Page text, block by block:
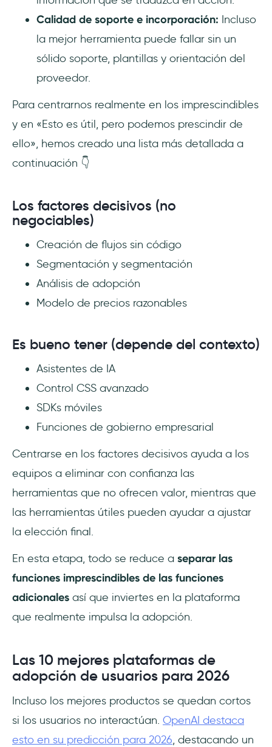
Calidad de soporte e incorporación: Incluso
la mejor herramienta puede fallar sin un
sólido soporte, plantillas y orientación del
proveedor.
Para centrarnos realmente en los imprescindibles
y en «Esto es útil, pero podemos prescindir de
ello», hemos creado una lista más detallada a
continuación 👇
Los factores decisivos (no
negociables)
Creación de flujos sin código
Segmentación y segmentación
Análisis de adopción
Modelo de precios razonables
Es bueno tener (depende del contexto)
Asistentes de IA
Control CSS avanzado
SDKs móviles
Funciones de gobierno empresarial
Centrarse en los factores decisivos ayuda a los
equipos a eliminar con confianza las
herramientas que no ofrecen valor, mientras que
las herramientas útiles pueden ayudar a ajustar
la elección final.
En esta etapa, todo se reduce a separar las
funciones imprescindibles de las funciones
adicionales así que inviertes en la plataforma
que realmente impulsa la adopción.
Las 10 mejores plataformas de
adopción de usuarios para 2026
Incluso los mejores productos se quedan cortos
si los usuarios no interactúan. OpenAI destaca
esto en su predicción para 2026, destacando un